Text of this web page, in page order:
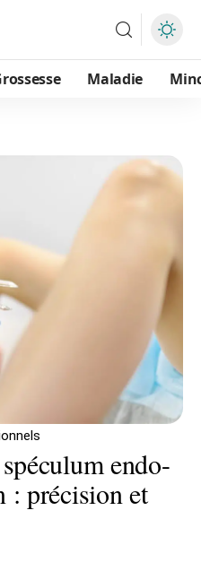
Maladie
endo-
: précision et